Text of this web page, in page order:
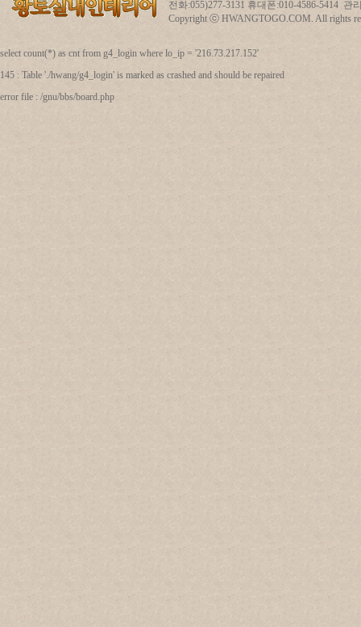
전화:055)277-3131 휴대폰:010-4586-5414 관
Copyright ⓒ HWANGTOGO.COM. All rights
select count(*) as cnt from g4_login where lo_ip = '216.73.217.152'
145 : Table './hwang/g4_login' is marked as crashed and should be repaired
error file : /gnu/bbs/board.php